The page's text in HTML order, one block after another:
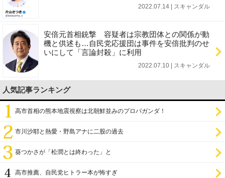
2022.07.14 | スキャンダル
安倍元首相銃撃 容疑者は宗教団体との関係が動
機と供述も…自民党応援団は事件を安倍批判のせ
いにして「言論封殺」に利用
2022.07.10 | スキャンダル
人気記事ランキング
高市首相の熊本地震視察は北朝鮮並みのプロパガンダ！
市川沙耶と熱愛・野島アナに二股の過去
葵つかさが「松潤とは終わった」と
高市推薦、自民党ヒトラー本が怖すぎ